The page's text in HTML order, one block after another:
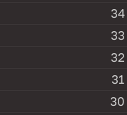
34
33
32
31
30